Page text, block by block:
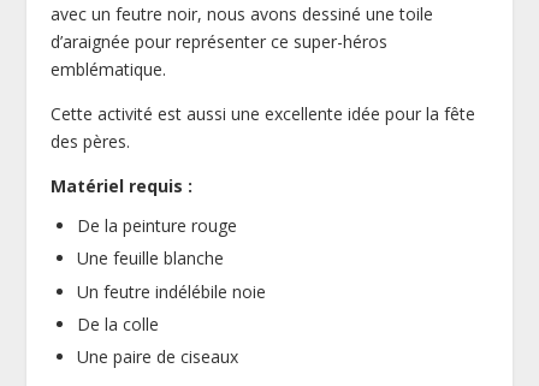
avec un feutre noir, nous avons dessiné une toile
d’araignée pour représenter ce super-héros
emblématique.
Cette activité est aussi une excellente idée pour la fête
des pères.
Matériel requis :
De la peinture rouge
Une feuille blanche
Un feutre indélébile noie
De la colle
Une paire de ciseaux